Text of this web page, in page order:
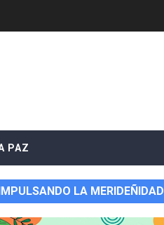
PAZ
IMPULSANDO LA MERIDEÑIDAD